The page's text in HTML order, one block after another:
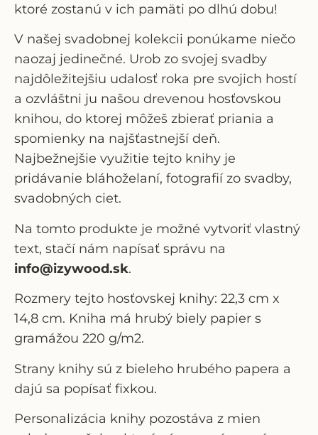
ktoré zostanú v ich pamäti po dlhú dobu!
V našej svadobnej kolekcii ponúkame niečo
naozaj jedinečné. Urob zo svojej svadby
najdôležitejšiu udalosť roka pre svojich hostí
a ozvláštni ju našou drevenou hosťovskou
knihou, do ktorej môžeš zbierať priania a
spomienky na najšťastnejší deň.
Najbežnejšie využitie tejto knihy je
pridávanie bláhoželaní, fotografií zo svadby,
svadobných ciet.
Na tomto produkte je možné vytvoriť vlastný
text, stačí nám napísať správu na
info@izywood.sk.
Rozmery tejto hosťovskej knihy: 22,3 cm x
14,8 cm. Kniha má hrubý biely papier s
gramážou 220 g/m2.
Strany knihy sú z bieleho hrubého papera a
dajú sa popísať fixkou.
Personalizácia knihy pozostáva z mien